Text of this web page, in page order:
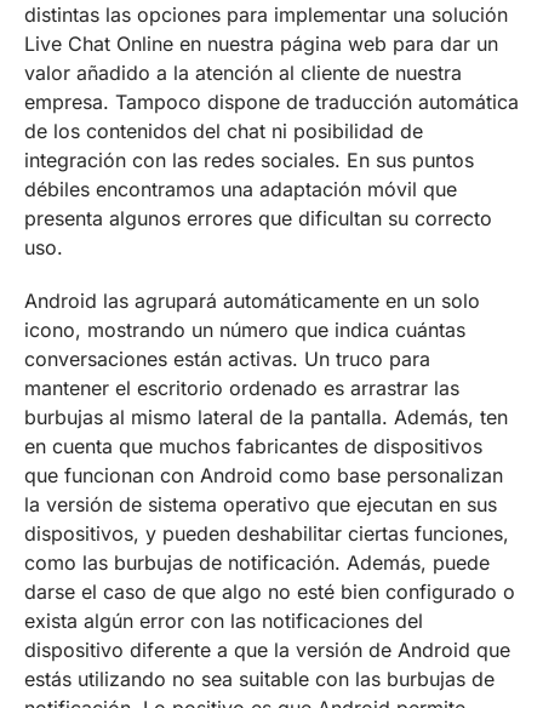
distintas las opciones para implementar una solución
Live Chat Online en nuestra página web para dar un
valor añadido a la atención al cliente de nuestra
empresa. Tampoco dispone de traducción automática
de los contenidos del chat ni posibilidad de
integración con las redes sociales. En sus puntos
débiles encontramos una adaptación móvil que
presenta algunos errores que dificultan su correcto
uso.
Android las agrupará automáticamente en un solo
icono, mostrando un número que indica cuántas
conversaciones están activas. Un truco para
mantener el escritorio ordenado es arrastrar las
burbujas al mismo lateral de la pantalla. Además, ten
en cuenta que muchos fabricantes de dispositivos
que funcionan con Android como base personalizan
la versión de sistema operativo que ejecutan en sus
dispositivos, y pueden deshabilitar ciertas funciones,
como las burbujas de notificación. Además, puede
darse el caso de que algo no esté bien configurado o
exista algún error con las notificaciones del
dispositivo diferente a que la versión de Android que
estás utilizando no sea suitable con las burbujas de